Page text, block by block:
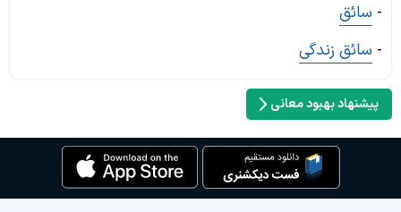
- سائق
- سائق زندگی
پیشنهاد بهبود معانی